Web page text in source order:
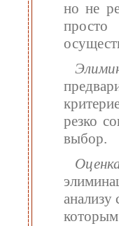
но не
просто
резко
выбор.
анализу